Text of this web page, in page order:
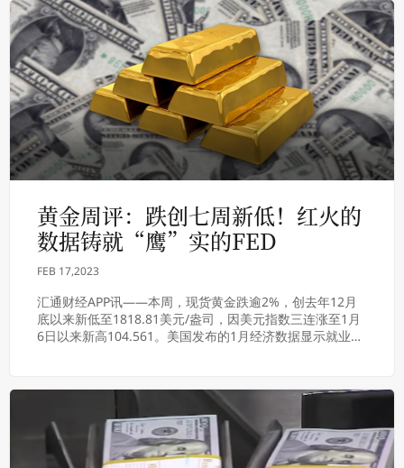
黄金周评：跌创七周新低！红火的
数据铸就“鹰”实的FED
FEB 17,2023
汇通财经APP讯——本周，现货黄金跌逾2%，创去年12月
底以来新低至1818.81美元/盎司，因美元指数三连涨至1月
6日以来新高104.561。美国发布的1月经济数据显示就业及